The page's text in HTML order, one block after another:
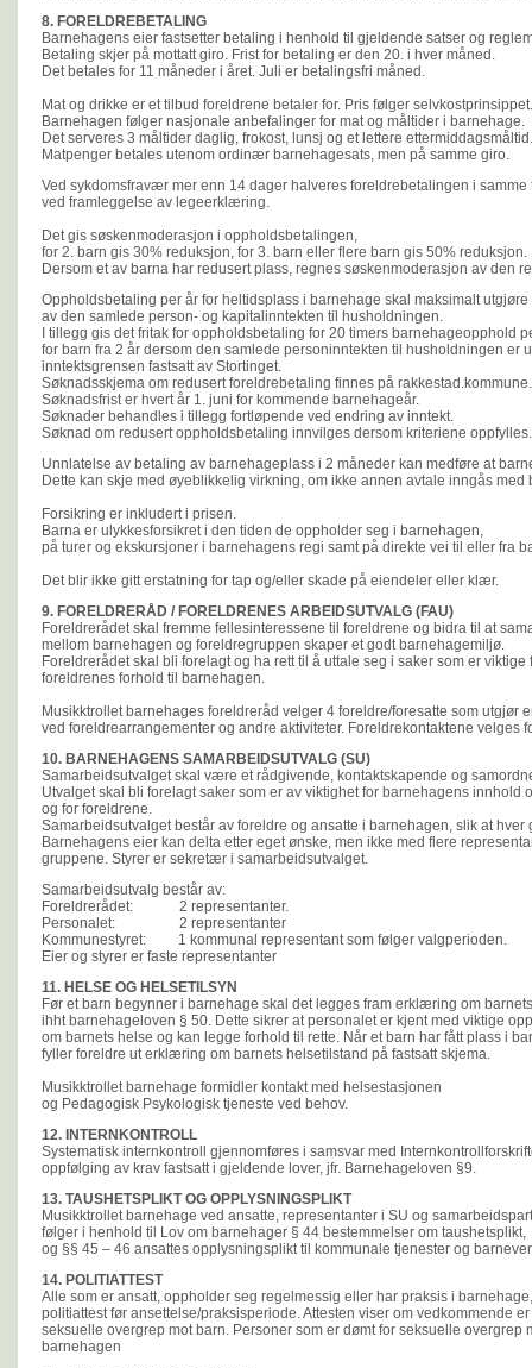
8. FORELDREBETALING
Barnehagens eier fastsetter betaling i henhold til gjeldende satser og
Betaling skjer på mottatt giro. Frist for betaling er den 20. i hver måned.
Det betales for 11 måneder i året. Juli er betalingsfri måned.
Mat og drikke er et tilbud foreldrene betaler for. Pris følger
Barnehagen følger nasjonale anbefalinger for mat og måltider i barnehage.
Det serveres 3 måltider daglig, frokost, lunsj og et lettere ettermiddagsmåltid.
Matpenger betales utenom ordinær barnehagesats, men på samme giro.
Ved sykdomsfravær mer enn 14 dager halveres foreldrebetalingen i
ved framleggelse av legeerklæring.
Det gis søskenmoderasjon i oppholdsbetalingen,
for 2. barn gis 30% reduksjon, for 3. barn eller flere barn gis 50% reduksjon.
Dersom et av barna har redusert plass, regnes søskenmoderasjon av den
Oppholdsbetaling per år for heltidsplass i barnehage skal maksimalt
av den samlede person- og kapitalinntekten til husholdningen.
I tillegg gis det fritak for oppholdsbetaling for 20 timers barnehageopphold
for barn fra 2 år dersom den samlede personinntekten til husholdningen er
inntektsgrensen fastsatt av Stortinget.
Søknadsskjema om redusert foreldrebetaling finnes på
Søknadsfrist er hvert år 1. juni for kommende barnehageår.
Søknader behandles i tillegg fortløpende ved endring av inntekt.
Søknad om redusert oppholdsbetaling innvilges dersom kriteriene oppfylles.
Unnlatelse av betaling av barnehageplass i 2 måneder kan medføre at
Dette kan skje med øyeblikkelig virkning, om ikke annen avtale inngås
Forsikring er inkludert i prisen.
Barna er ulykkesforsikret i den tiden de oppholder seg i barnehagen,
på turer og ekskursjoner i barnehagens regi samt på direkte vei til eller fra
Det blir ikke gitt erstatning for tap og/eller skade på eiendeler eller klær.
9. FORELDRERÅD / FORELDRENES ARBEIDSUTVALG (FAU)
Foreldrerådet skal fremme fellesinteressene til foreldrene og bidra til at
mellom barnehagen og foreldregruppen skaper et godt barnehagemiljø.
Foreldrerådet skal bli forelagt og ha rett til å uttale seg i saker som er viktige
foreldrenes forhold til barnehagen.
Musikktrollet barnehages foreldreråd velger 4 foreldre/foresatte som utgjør
ved foreldrearrangementer og andre aktiviteter. Foreldrekontaktene velges
10. BARNEHAGENS SAMARBEIDSUTVALG (SU)
Samarbeidsutvalget skal være et rådgivende, kontaktskapende og
Utvalget skal bli forelagt saker som er av viktighet for barnehagens innhold
og for foreldrene.
Samarbeidsutvalget består av foreldre og ansatte i barnehagen, slik at hver
Barnehagens eier kan delta etter eget ønske, men ikke med flere
gruppene. Styrer er sekretær i samarbeidsutvalget.
Samarbeidsutvalg består av:
Foreldrerådet: 2 representanter.
Personalet: 2 representanter
Kommunestyret: 1 kommunal representant som følger valgperioden.
Eier og styrer er faste representanter
11. HELSE OG HELSETILSYN
Før et barn begynner i barnehage skal det legges fram erklæring om
ihht barnehageloven § 50. Dette sikrer at personalet er kjent med viktige
om barnets helse og kan legge forhold til rette. Når et barn har fått plass i
fyller foreldre ut erklæring om barnets helsetilstand på fastsatt skjema.
Musikktrollet barnehage formidler kontakt med helsestasjonen
og Pedagogisk Psykologisk tjeneste ved behov.
12. INTERNKONTROLL
Systematisk internkontroll gjennomføres i samsvar med
oppfølging av krav fastsatt i gjeldende lover, jfr. Barnehageloven §9.
13. TAUSHETSPLIKT OG OPPLYSNINGSPLIKT
Musikktrollet barnehage ved ansatte, representanter i SU og
følger i henhold til Lov om barnehager § 44 bestemmelser om taushetsplikt,
og §§ 45 – 46 ansattes opplysningsplikt til kommunale tjenester og
14. POLITIATTEST
Alle som er ansatt, oppholder seg regelmessig eller har praksis i
politiattest før ansettelse/praksisperiode. Attesten viser om vedkommende
seksuelle overgrep mot barn. Personer som er dømt for seksuelle overgrep
barnehagen